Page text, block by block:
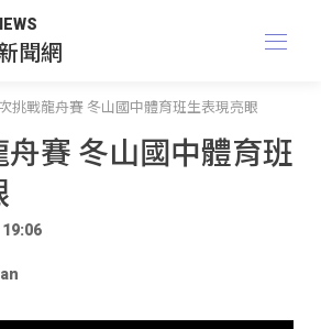
聞網
挑戰龍舟賽 冬山國中體育班生表現亮眼
賽 冬山國中體育班